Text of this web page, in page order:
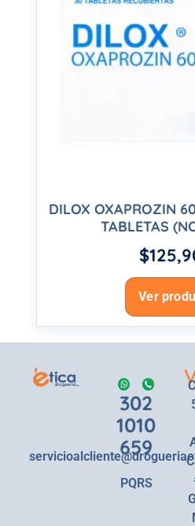
DILOX OXAPROZIN
TABLETAS
$
Ver
302
1010
659
PQRS